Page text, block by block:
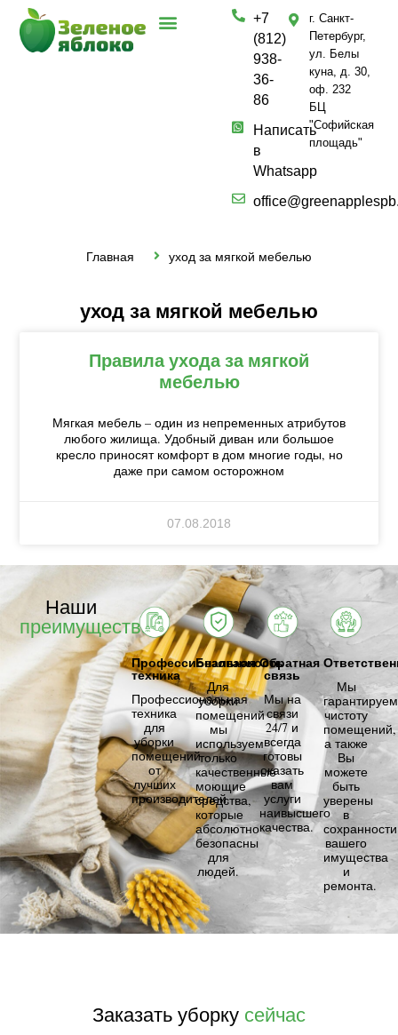
+7
(812)
938-
36-
86
Написать
в
Whatsapp
г. Санкт-
Петербург,
ул. Белы
куна, д. 30,
оф. 232
БЦ
"Софийская
площадь"
Главная уход за мягкой мебелью
уход за мягкой мебелью
Правила ухода за мягкой
мебелью
Мягкая мебель – один из непременных атрибутов
любого жилища. Удобный диван или большое
кресло приносят комфорт в дом многие годы, но
даже при самом осторожном
07.08.2018
Наши
преимущества
Профессиональная
техника
Профессиональная
техника
для
уборки
помещений
от
лучших
производителей.
Безопасность
Для
уборки
помещений
мы
используем
только
качественные
моющие
средства,
которые
абсолютно
безопасны
для
людей.
Обратная
связь
Мы на
связи
24/7 и
всегда
готовы
оказать
вам
услуги
наивысшего
качества.
Мы
гарантируем
чистоту
помещений,
а также
Вы
можете
быть
уверены
в
сохранности
вашего
имущества
и
ремонта.
Заказать уборку сейчас